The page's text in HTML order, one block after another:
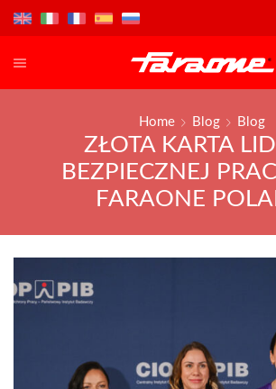
Home Blog Blog
ZŁOTA KARTA
BEZPIECZNEJ
FARAONE